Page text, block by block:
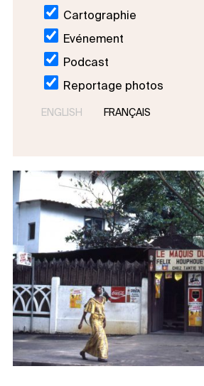
Cartographie
Evénement
Podcast
Reportage photos
ENGLISH FRANÇAIS